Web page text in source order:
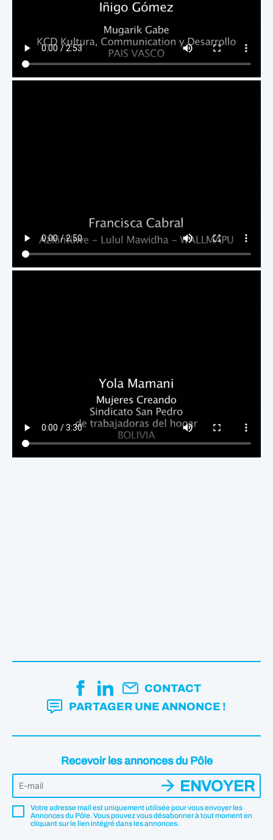
CONTACT
PARTAGER UNE ANNONCE !
Recevoir les annonces du Pôle
Votre adresse mail est uniquement utilisée pour vous envoyer les
Annonces du Pôle. Vous pouvez vous désabonner à tout moment en
cliquant sur le lien intégré dans les annonces.
ENVOYER